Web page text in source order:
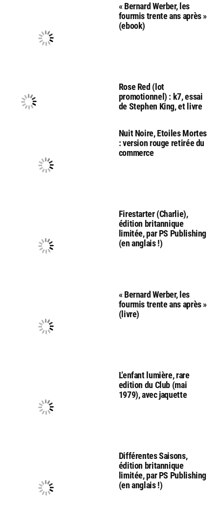
« Bernard Werber, les
fourmis trente ans après »
(ebook)
Rose Red (lot
promotionnel) : k7, essai
de Stephen King, et livre
Nuit Noire, Etoiles Mortes
: version rouge retirée du
commerce
Firestarter (Charlie),
édition britannique
limitée, par PS Publishing
(en anglais !)
« Bernard Werber, les
fourmis trente ans après »
(livre)
L’enfant lumière, rare
edition du Club (mai
1979), avec jaquette
Différentes Saisons,
édition britannique
limitée, par PS Publishing
(en anglais !)